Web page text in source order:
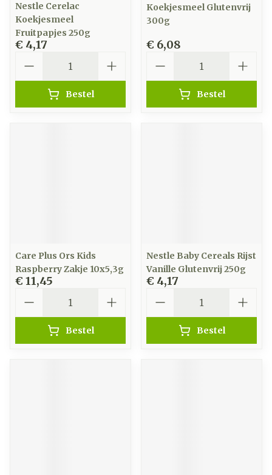
Nestle Cerelac
Koekjesmeel
Fruitpapjes 250g
€ 4,17
Bestel
Koekjesmeel Glutenvrij
300g
€ 6,08
Bestel
Care Plus Ors Kids
Raspberry Zakje 10x5,3g
€ 11,45
Bestel
Nestle Baby Cereals Rijst
Vanille Glutenvrij 250g
€ 4,17
Bestel